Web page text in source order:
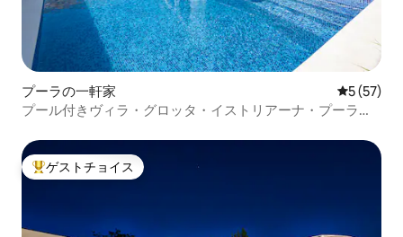
プーラの一軒家 レビュー
5 (57)
プール付きヴィラ・グロッタ・イストリアーナ・プーラ、
大好評のゲストチョイスです。
ゲストチョイス